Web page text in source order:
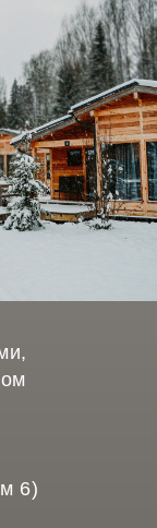
6)